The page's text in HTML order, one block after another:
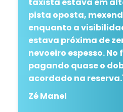
pista oposta,
enquanto a
estava próxima de
nevoeiro espesso.
pagando quase o
acordado na reserva.
Zé Manel